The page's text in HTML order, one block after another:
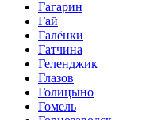
Гагарин
Гай
Галёнки
Гатчина
Геленджик
Глазов
Голицыно
Гомель